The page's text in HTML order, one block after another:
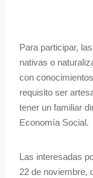
Para participar,
nativas o
con
requisito ser
tener un familiar
Economía Social.
Las interesadas
22 de noviembre,